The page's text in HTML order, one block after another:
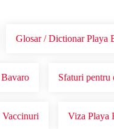
Glosar / Dictionar Playa
Sfaturi pentru
Vaccinuri Viza Playa